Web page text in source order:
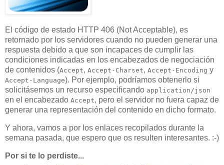
El código de estado HTTP 406 (Not Acceptable), es
retornado por los servidores cuando no pueden generar una
respuesta debido a que son incapaces de cumplir las
condiciones indicadas en los encabezados de negociación
de contenidos (Accept, Accept-Charset, Accept-Encoding y
Accept-Language). Por ejemplo, podríamos obtenerlo si
solicitásemos un recurso especificando application/json
en el encabezado Accept, pero el servidor no fuera capaz de
generar una representación del contenido en dicho formato.
Y ahora, vamos a por los enlaces recopilados durante la
semana pasada, que espero que os resulten interesantes. :-)
Por si te lo perdiste...